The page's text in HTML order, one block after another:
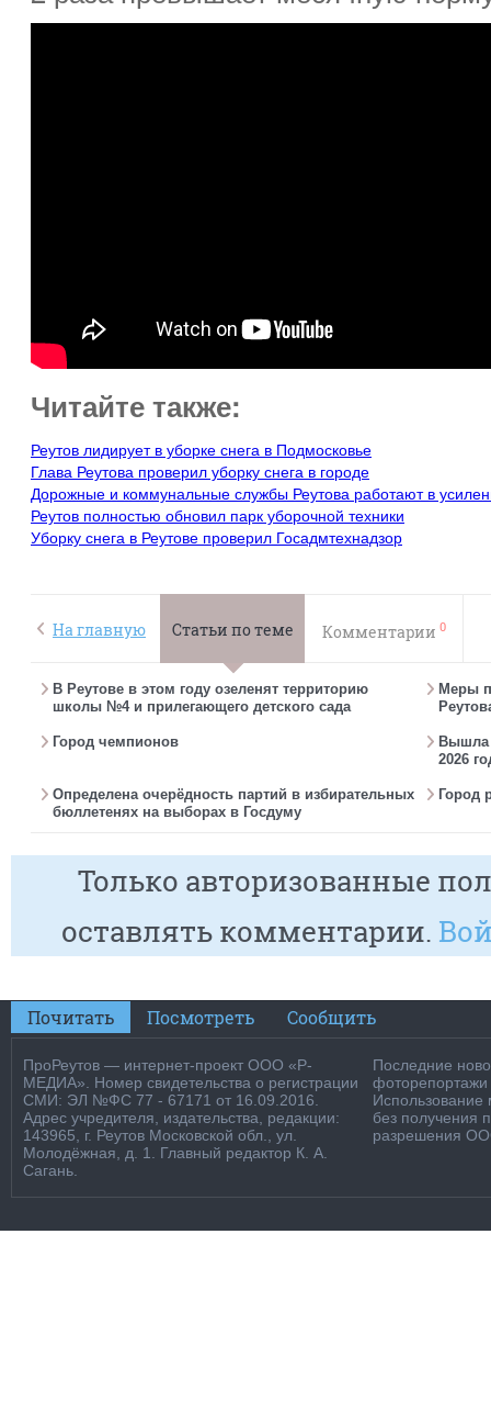
Читайте также:
Реутов лидирует в уборке снега в Подмосковье
Глава Реутова проверил уборку снега в городе
Дорожные и коммунальные службы Реутова работают в
Реутов полностью обновил парк уборочной техники
Уборку снега в Реутове проверил Госадмтехнадзор
На главную Статьи по теме Комментарии 0
В Реутове в этом году озеленят территорию
школы №4 и прилегающего детского сада
Меры
Город чемпионов
Вышла
2026
Определена очерёдность партий в избирательных
бюллетенях на выборах в Госдуму
Город
Только авторизованные
оставлять комментарии.
Почитать Посмотреть Сообщить
ПроРеутов — интернет-проект ООО «Р-
МЕДИА». Номер свидетельства о регистрации
СМИ: ЭЛ №ФС 77 - 67171 от 16.09.2016.
Адрес учредителя, издательства, редакции:
143965, г. Реутов Московской обл., ул.
Молодёжная, д. 1. Главный редактор К. А.
Сагань.
Последние
фоторепортажи
Использование
без получения
разрешения